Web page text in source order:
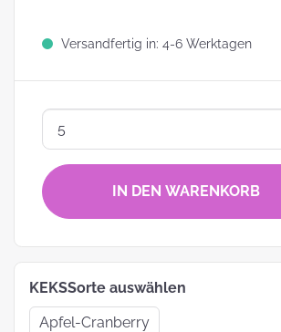
Versandfertig in: 4-6 Werktagen
IN DEN WARENKORB
KEKSSorte auswählen
Apfel-Cranberry